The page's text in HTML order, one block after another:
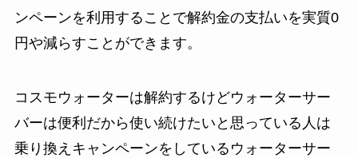
ンペーンを利用することで解約金の支払いを実質0
円や減らすことができます。
コスモウォーターは解約するけどウォーターサー
バーは便利だから使い続けたいと思っている人は
乗り換えキャンペーンをしているウォーターサー